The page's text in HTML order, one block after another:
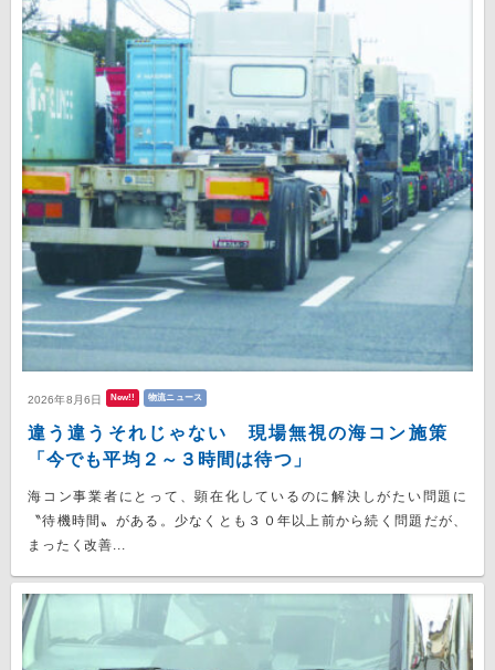
2026年8月6日 New!! 物流ニュース
違う違うそれじゃない 現場無視の海コン施策
「今でも平均２～３時間は待つ」
海コン事業者にとって、顕在化しているのに解決しがたい問題に
〝待機時間〟がある。少なくとも３０年以上前から続く問題だが、
まったく改善...